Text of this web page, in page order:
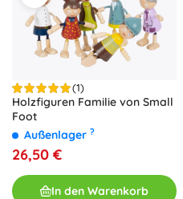
(1)
Holzfiguren Familie von Small
Foot
Außenlager ?
26,50 €
In den Warenkorb